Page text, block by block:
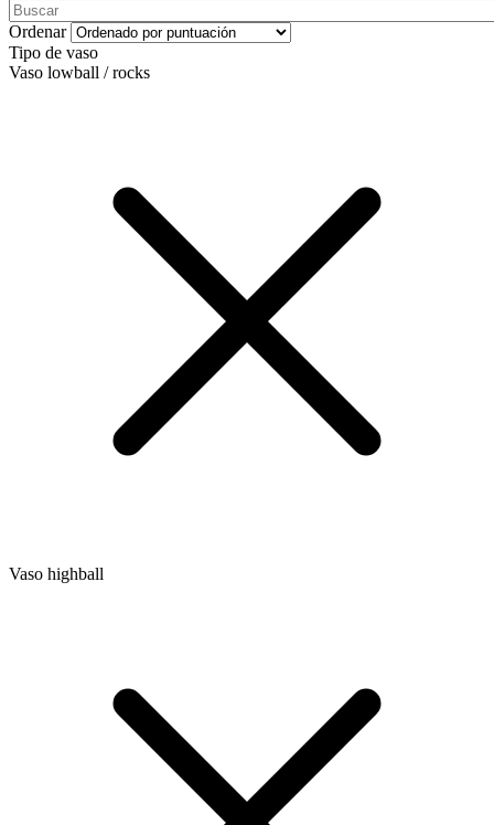
Ordenar
Tipo de vaso
Vaso lowball / rocks
Vaso highball